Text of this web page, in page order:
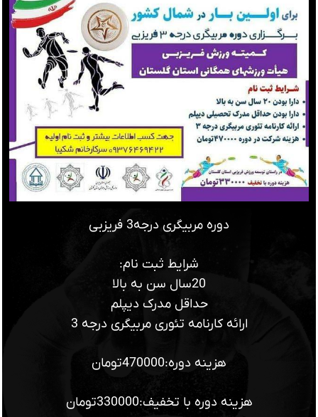
دوره مربیگری درجه3 فریزبی
شرایط ثبت نام:
20سال سن به بالا
حداقل مدرک دیپلم
ارائه کارنامه تئوری مربیگری درجه 3
هزینه دوره:470000تومان
هزینه دوره با تخفیف:330000تومان